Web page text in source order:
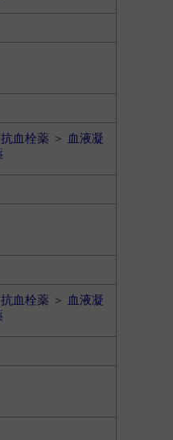
抗血栓薬 ＞ 血液凝
抗血栓薬 ＞ 血液凝